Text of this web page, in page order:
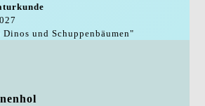
und Schuppenbäumen"